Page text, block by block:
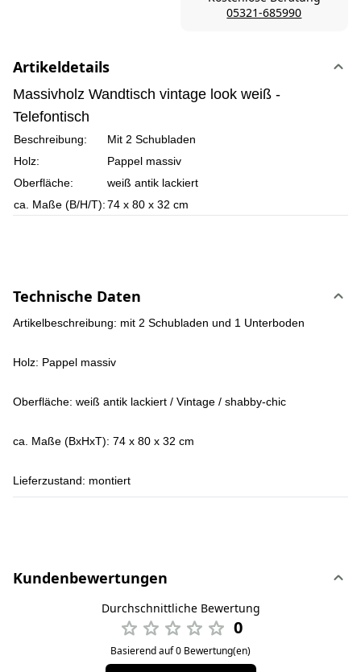
05321-685990
Artikeldetails
Massivholz Wandtisch vintage look weiß -
Telefontisch
Beschreibung:
Mit 2 Schubladen
Holz:
Pappel massiv
Oberfläche:
weiß antik lackiert
ca. Maße (B/H/T):74 x 80 x 32 cm
Technische Daten
Artikelbeschreibung: mit 2 Schubladen und 1 Unterboden
Holz: Pappel massiv
Oberfläche: weiß antik lackiert / Vintage / shabby-chic
ca. Maße (BxHxT): 74 x 80 x 32 cm
Lieferzustand: montiert
Kundenbewertungen
Durchschnittliche Bewertung
0
Basierend auf 0 Bewertung(en)